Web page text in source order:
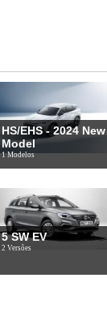
HS/EHS - 2024 New
Model
1 Modelos
5 SW EV
2 Versões